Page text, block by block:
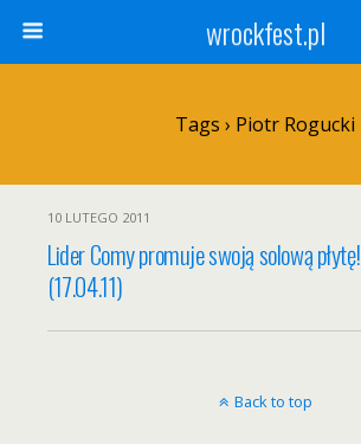
wrockfest.pl
Tags › Piotr Rogucki
10 LUTEGO 2011
Lider Comy promuje swoją solową płytę!
(17.04.11)
Back to top